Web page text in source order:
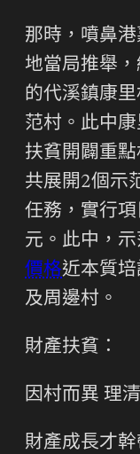
那時，噴鼻
地當局推舉，
的代溪鎮康
范村。此中
扶貧開闢重
共展開2個示
任務，實行
元。此中，
價格近本質
及周邊村。
財產扶貧：
因村而異 理
財產成長才